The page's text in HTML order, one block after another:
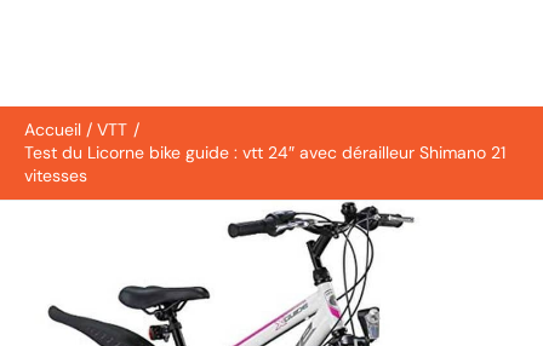
Accueil
VTT
Test du Licorne bike guide : vtt 24″ avec dérailleur Shimano 21
vitesses